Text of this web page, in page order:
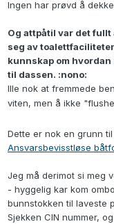
Ingen har prøvd å
Og attpåtil var det fullt
seg av
kunnskap om
til dassen. :nono:
Ille nok at fremmede
viten, men å ikke
Dette er nok en grunn
Ansvarsbevisstløse
Jeg må derimot si meg
- hyggelig kar kom
bunnstokken til laveste
Sjekken CIN nummer,